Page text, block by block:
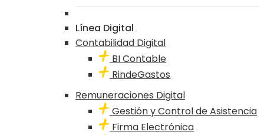
Línea Digital
Contabilidad Digital
BI Contable
RindeGastos
Remuneraciones Digital
Gestión y Control de Asistencia
Firma Electrónica